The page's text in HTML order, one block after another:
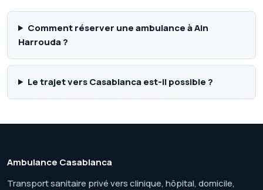
Comment réserver une ambulance à Ain
Harrouda ?
Le trajet vers Casablanca est-il possible ?
Ambulance Casablanca
Transport sanitaire privé vers clinique, hôpital, domicile,